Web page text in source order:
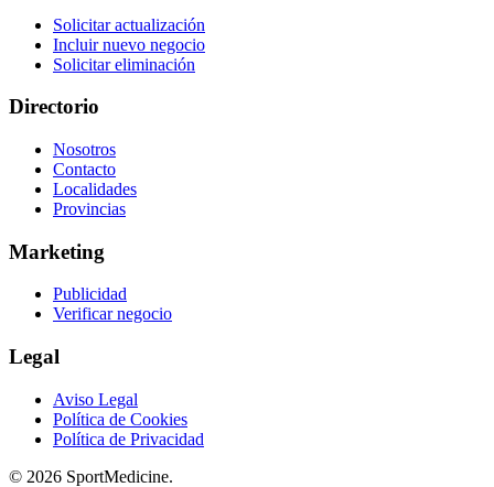
Solicitar actualización
Incluir nuevo negocio
Solicitar eliminación
Directorio
Nosotros
Contacto
Localidades
Provincias
Marketing
Publicidad
Verificar negocio
Legal
Aviso Legal
Política de Cookies
Política de Privacidad
© 2026 SportMedicine.